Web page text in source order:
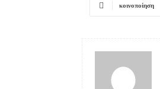
κοινοποίηση